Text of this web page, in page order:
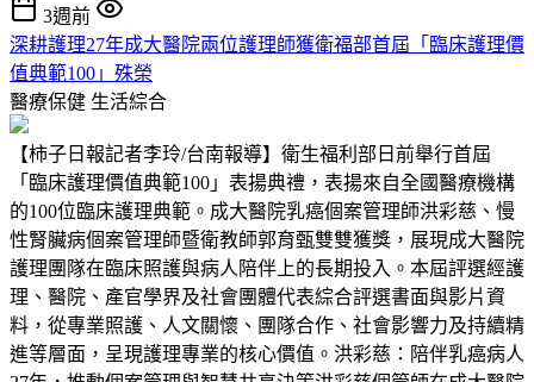
3週前
深耕護理27年成大醫院兩位護理師獲衛福部首屆「臨床護理價
值典範100」殊榮
醫療保健 生活綜合
【柿子日報記者李玲/台南報導】衛生福利部日前舉行首屆
「臨床護理價值典範100」表揚典禮，表揚來自全國醫療機構
的100位臨床護理典範。成大醫院乳癌個案管理師洪彩慈、慢
性腎臟病個案管理師暨衛教師郭育甄雙雙獲獎，展現成大醫院
護理團隊在臨床照護與病人陪伴上的長期投入。本屆評選經護
理、醫院、產官學界及社會團體代表綜合評選書面與影片資
料，從專業照護、人文關懷、團隊合作、社會影響力及持續精
進等層面，呈現護理專業的核心價值。洪彩慈：陪伴乳癌病人